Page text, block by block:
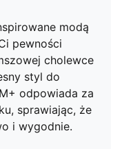
modą
pewności
cholewce
styl do
odpowiada za
sprawiając, że
i wygodnie.